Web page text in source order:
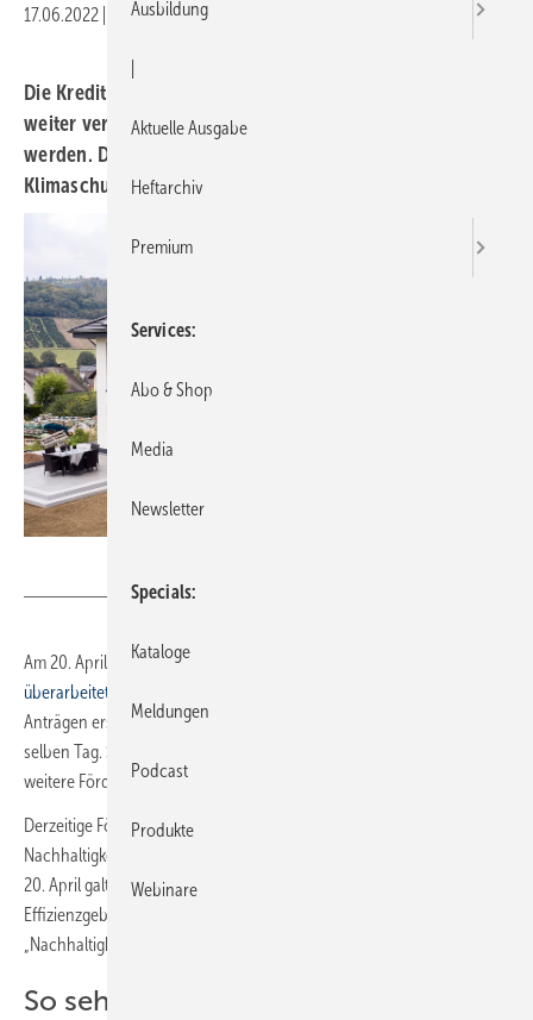
17.06.2022 Druckvorschau
Die Kreditanstalt für Wiederaufbau hat die Kriterien
weiter verschärft, nach denen jetzt Neubauten gefördert
werden. Der Schwerpunkt geht immer in Richtung
Klimaschutz und Nachhaltigkeit.
Am 20. April 2022 hatte die Kreditanstalt für Wiederaufbau (KfW)
überarbeitete Neubauförderung gestartet
Anträgen erschöpfte den gedeckelten Fördermitteltopf noch am
selben Tag. Seit dem 21. April gelten daher verschärfte Regelungen für
weitere Förderungen.
Derzeitige Förderungen haben den Schwerpunkt auf Klimaschutz und
Nachhaltigkeit, und richten sich nach einem dreistufigen Plan. Bis zum
20. April galt die Stufe 1 der Förderungen, bei der Neubauten der
Effizienzgebäudestufen „40 Erneuerbare Energien (EE)“,
„Nachhaltigkeit (NH)“ und „40 Plus“ akzeptiert wurden.
So sehen die verschärften
Ausbildung
Aktuelle Ausgabe
Heftarchiv
Premium
Services
Abo & Shop
Media
Newsletter
Specials
Kataloge
Meldungen
Podcast
Produkte
Webinare